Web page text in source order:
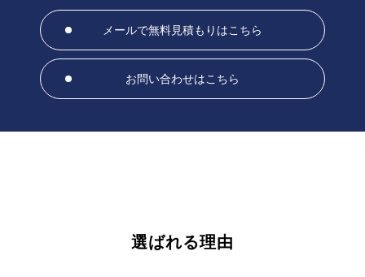
メールで無料見積もりはこちら
お問い合わせはこちら
選ばれる理由